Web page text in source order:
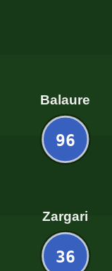
96
Balaure
36
Zargari